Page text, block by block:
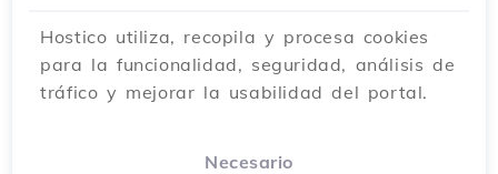
Hostico utiliza, recopila y procesa cookies
para la funcionalidad, seguridad, análisis de
tráfico y mejorar la usabilidad del portal.
Necesario